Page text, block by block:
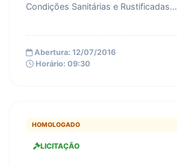
Condições Sanitárias e Rustificadas...
Abertura: 12/07/2016
Horário: 09:30
HOMOLOGADO
LICITAÇÃO